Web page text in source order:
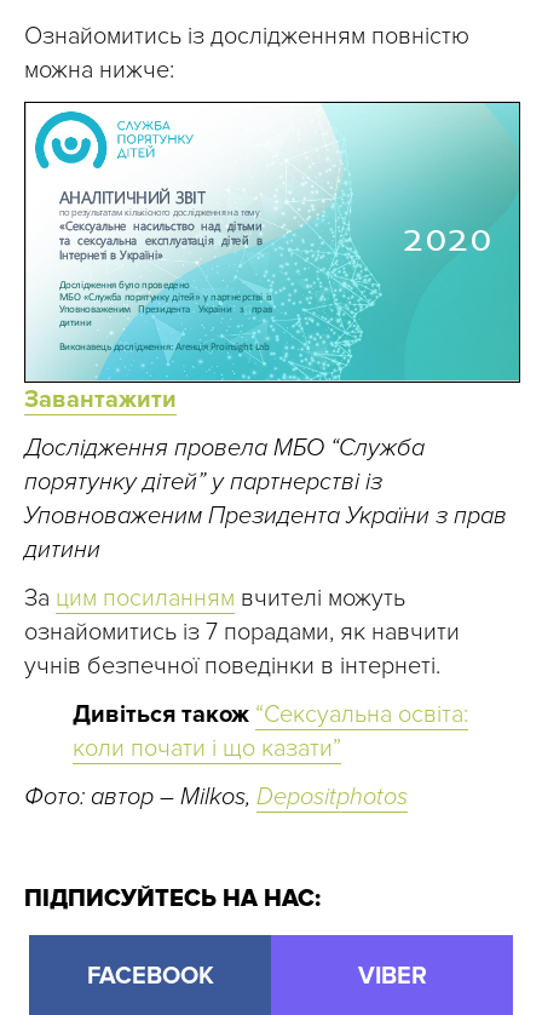
Ознайомитись із дослідженням повністю
можна нижче:
Завантажити
Дослідження провела МБО “Служба
порятунку дітей” у партнерстві із
Уповноваженим Президента України з прав
дитини
За цим посиланням вчителі можуть
ознайомитись із 7 порадами, як навчити
учнів безпечної поведінки в інтернеті.
Дивіться також “Сексуальна освіта:
коли почати і що казати”
Фото: автор – Milkos, Depositphotos
ПІДПИСУЙТЕСЬ НА НАС:
FACEBOOK VIBER